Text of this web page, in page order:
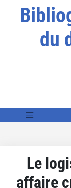
du
Le
affaire